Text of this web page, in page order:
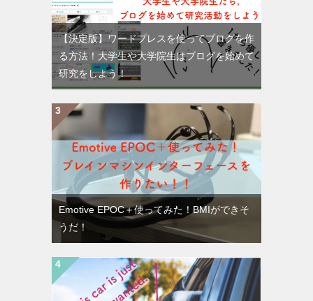
【決定版】ワードプレスを使ってブログを作
る方法！大学生や大学院生はブログを始めて
研究をしよう！
Emotive EPOC＋使ってみた！BMIができそ
うだ！